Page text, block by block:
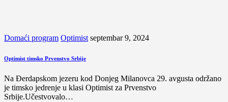
Domaći program Optimist septembar 9, 2024
Optimist timsko Prvenstvo Srbije
Na Đerdapskom jezeru kod Donjeg Milanovca 29. avgusta održano
je timsko jedrenje u klasi Optimist za Prvenstvo
Srbije.Učestvovalo…